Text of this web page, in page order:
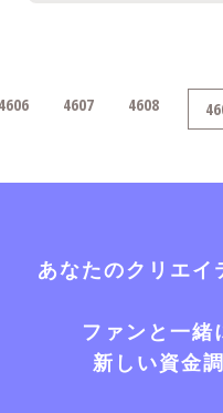
4607 4608
あなたのクリエイ
ファンと一緒
新しい資金